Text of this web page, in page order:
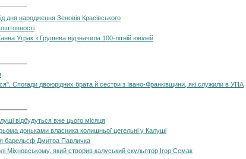
дня народження Зеновія Красівського
Уграк з Грушева відзначила 100-літній ювілей
Спогади двоюрідних брата й сестри з Івано-Франківщини, які служили в УПА
відбудуться вже цього місяця
доньками власника колишньої цегельні у Калуші
барельєф Дмитра Павличка
Міхновському, який створив калуський скульптор Ігор Семак